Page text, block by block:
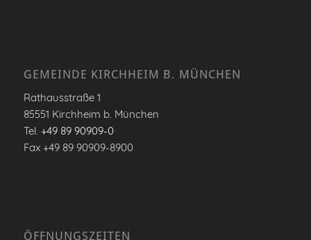
GEMEINDE KIRCHHEIM B. MÜNCHEN
Rathausstraße 1
85551 Kirchheim b. München
Tel. +49 89 90909-0
Fax +49 89 90909-8900
ÖFFNUNGSZEITEN